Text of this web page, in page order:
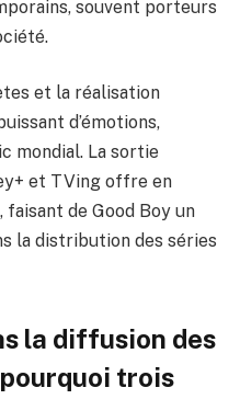
souvent porteurs
et la réalisation
d’émotions,
mondial. La sortie
et TVing offre en
de Good Boy un
la distribution des séries
la diffusion des
trois